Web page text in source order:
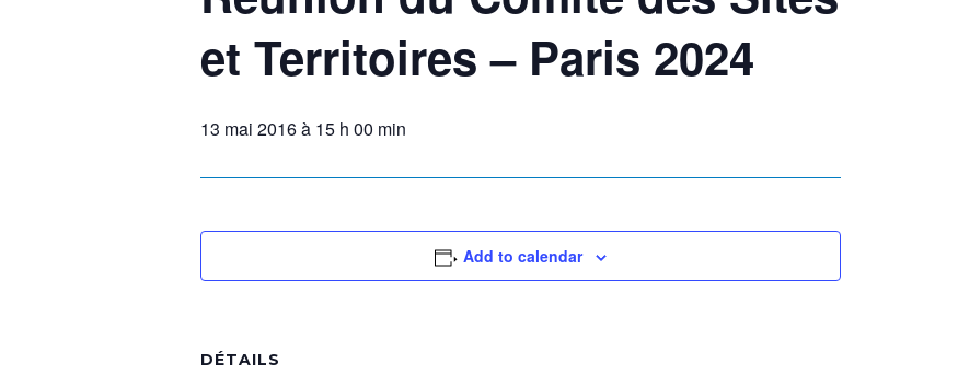
et Territoires – Paris 2024
13 mai 2016 à 15 h 00 min
Add to calendar
DÉTAILS